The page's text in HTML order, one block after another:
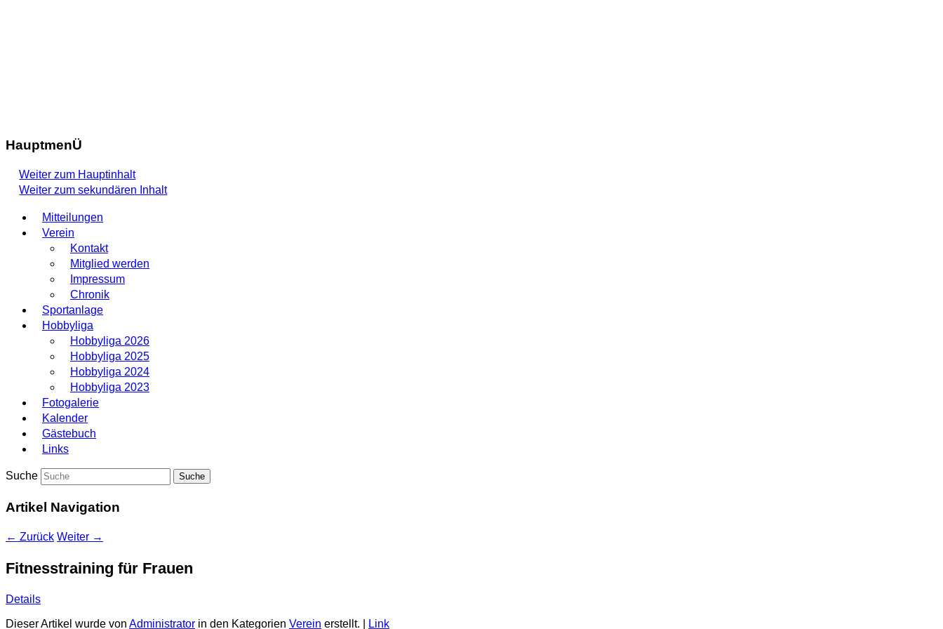
HauptmenÜ
Weiter zum Hauptinhalt
Weiter zum sekundären Inhalt
Mitteilungen
Verein
Kontakt
Mitglied werden
Impressum
Chronik
Sportanlage
Hobbyliga
Hobbyliga 2026
Hobbyliga 2025
Hobbyliga 2024
Hobbyliga 2023
Fotogalerie
Kalender
Gästebuch
Links
Suche
Artikel Navigation
← Zurück Weiter →
Fitnesstraining für Frauen
Details
Dieser Artikel wurde von Administrator in den Kategorien Verein erstellt. | Link